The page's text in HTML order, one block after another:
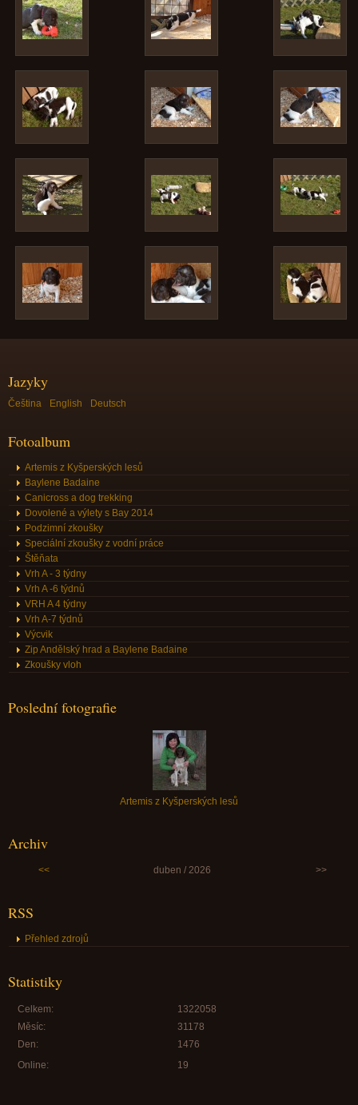
Jazyky
Čeština English Deutsch
Fotoalbum
Artemis z Kyšperských lesů
Baylene Badaine
Canicross a dog trekking
Dovolené a výlety s Bay 2014
Podzimní zkoušky
Speciální zkoušky z vodní práce
Štěňata
Vrh A - 3 týdny
Vrh A -6 týdnů
VRH A 4 týdny
Vrh A-7 týdnů
Výcvik
Zip Andělský hrad a Baylene Badaine
Zkoušky vloh
Poslední fotografie
Artemis z Kyšperských lesů
Archiv
<< duben / 2026 >>
RSS
Přehled zdrojů
Statistiky
Online: 19
Celkem:
1322058
Měsíc:
31178
Den:
1476